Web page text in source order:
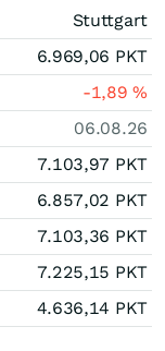
Stuttgart
6.969,06 PKT
-1,89%
06.08.26
7.103,97 PKT
6.857,02 PKT
7.103,36 PKT
7.225,15 PKT
4.636,14 PKT